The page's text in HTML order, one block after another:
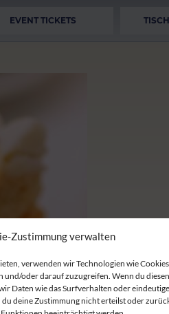
Zustimmung verwalten
verwenden wir Technologien wie
oder darauf zuzugreifen. Wenn du diesen
Daten wie das Surfverhalten oder
deine Zustimmung nicht erteilst oder
EVENT TICKETS